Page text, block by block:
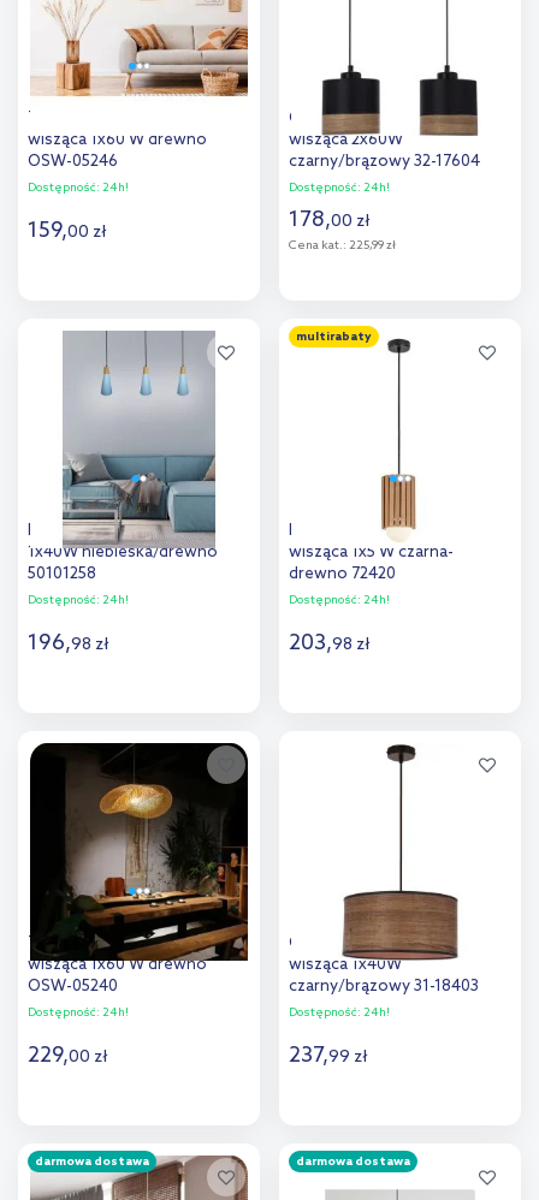
TooLight Boho lampa
wisząca 1x60 W drewno
OSW-05246
Dostępność: 24h!
159,00 zł
porównania
Candellux Porto lampa
wisząca 2x60W
czarny/brązowy 32-17604
Dostępność: 24h!
178,00 zł
Cena kat.: 225,99 zł
Dodaj do
Ledea Faro lampa wisząca
1x40W niebieska/drewno
50101258
Dostępność: 24h!
196,98 zł
Dodaj do
porównania
multirabaty
Rabalux Noxelle lampa
wisząca 1x5 W czarna-
drewno 72420
Dostępność: 24h!
203,98 zł
Dodaj do
TooLight Boho lampa
wisząca 1x60 W drewno
OSW-05240
Dostępność: 24h!
229,00 zł
Dodaj do
Candellux Legno lampa
wisząca 1x40W
czarny/brązowy 31-18403
Dostępność: 24h!
237,99 zł
Dodaj do
darmowa dostawa darmowa dostawa